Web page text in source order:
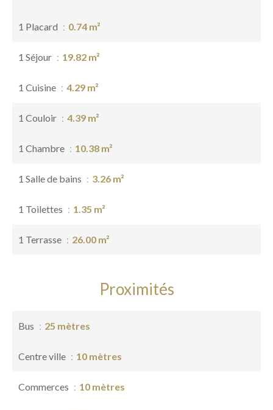
1 Placard 0.74 m²
1 Séjour 19.82 m²
1 Cuisine 4.29 m²
1 Couloir 4.39 m²
1 Chambre 10.38 m²
1 Salle de bains 3.26 m²
1 Toilettes 1.35 m²
1 Terrasse 26.00 m²
Proximités
Bus 25 mètres
Centre ville 10 mètres
Commerces 10 mètres